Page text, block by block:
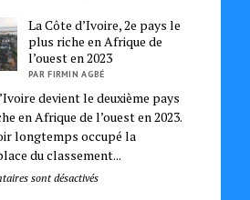
La Côte d’Ivoire, 2e pays le
plus riche en Afrique de
l’ouest en 2023
PAR FIRMIN AGBÉ
devient le deuxième pays
en Afrique de l’ouest en 2023.
longtemps occupé la
du classement...
sont désactivés